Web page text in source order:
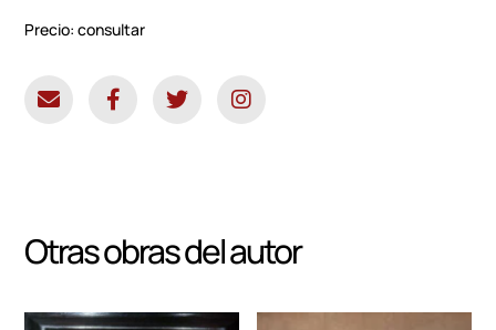
Precio: consultar
Otras obras del autor